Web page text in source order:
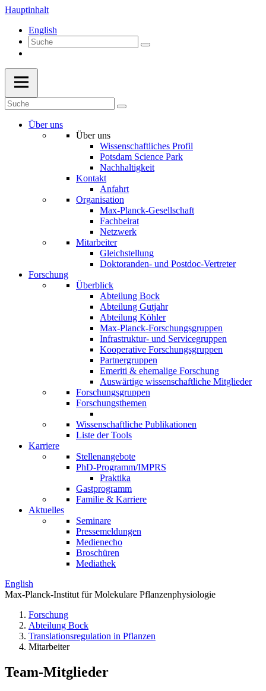
Hauptinhalt
English
Über uns
Über uns
Wissenschaftliches Profil
Potsdam Science Park
Nachhaltigkeit
Kontakt
Anfahrt
Organisation
Max-Planck-Gesellschaft
Fachbeirat
Netzwerk
Mitarbeiter
Gleichstellung
Doktoranden- und Postdoc-Vertreter
Forschung
Überblick
Abteilung Bock
Abteilung Gutjahr
Abteilung Köhler
Max-Planck-Forschungsgruppen
Infrastruktur- und Servicegruppen
Kooperative Forschungsgruppen
Partnergruppen
Emeriti & ehemalige Forschung
Auswärtige wissenschaftliche Mitglieder
Forschungsgruppen
Forschungsthemen
Wissenschaftliche Publikationen
Liste der Tools
Karriere
Stellenangebote
PhD-Programm/IMPRS
Praktika
Gastprogramm
Familie & Karriere
Aktuelles
Seminare
Pressemeldungen
Medienecho
Broschüren
Mediathek
English
Max-Planck-Institut für Molekulare Pflanzenphysiologie
Forschung
Abteilung Bock
Translations­regulation in Pflanzen
Mitarbeiter
Team-Mitglieder